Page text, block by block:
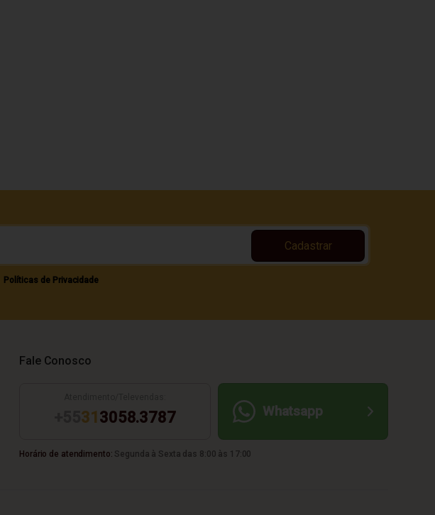
Políticas de Privacidade
Cadastrar
Fale Conosco
31 3058.3787 Whatsapp
Horário de atendimento: Segunda à Sexta das 8:00 às 17:00